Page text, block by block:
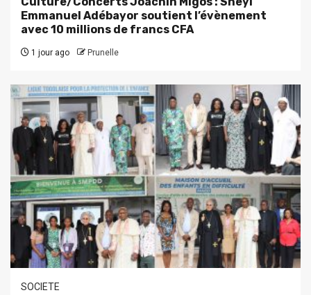
Emmanuel Adébayor soutient l’évènement
avec 10 millions de francs CFA
1 jour ago Prunelle
SOCIETE